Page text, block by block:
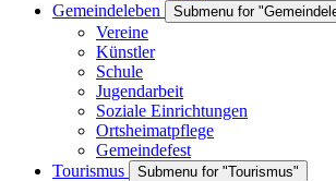
Gemeindeleben
Submenu for
Vereine
Künstler
Schule
Jugendarbeit
Soziale Einrichtungen
Ortsheimatpflege
Gemeindefest
Tourismus
Submenu for "Tourismus"